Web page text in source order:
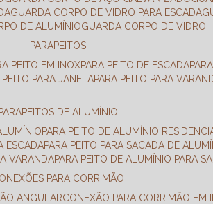
GUARDA CORPO DE VIDRO PARA ESCADA
DE ALUMÍNIO
GUARDA CORPO DE VIDRO
PARAPEITOS
PEITO EM INOX PARA PEITO DE ESCADA
PEITO PARA JANELA PARA PEITO PARA
PARAPEITOS DE ALUMÍNIO
PARA PEITO DE ALUMÍNIO
ESCADA PARA PEITO PARA SACADA DE
VARANDA PARA PEITO DE ALUMÍNIO PARA
PARA CORRIMÃO
ANGULAR
CONEXÃO PARA CORRIMÃO EM